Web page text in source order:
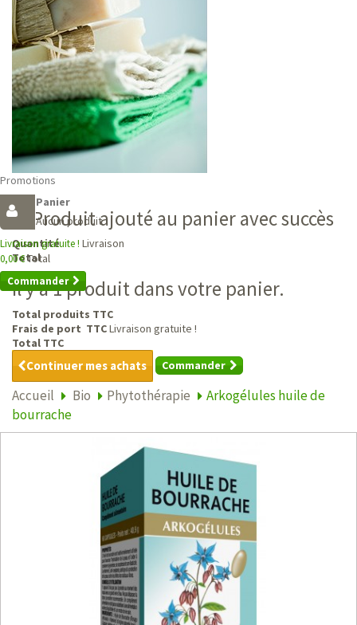
Promotions
Panier
Aucun produit
Livraison gratuite ! Livraison
0,00 €Total
Commander
Produit ajouté au panier avec succès
Quantité
Total
Il y a 1 produit dans votre panier.
Total produits TTC
Frais de port TTCLivraison gratuite !
Total TTC
Continuer mes achats Commander
Accueil Bio Phytothérapie
Arkogélules huile de
bourrache